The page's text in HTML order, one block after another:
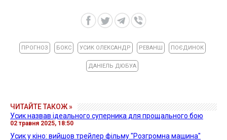
ПРОГНОЗ БОКС УСИК ОЛЕКСАНДР РЕВАНШ ПОЄДИНОК
ДАНІЕЛЬ ДЮБУА
ЧИТАЙТЕ ТАКОЖ »
Усик назвав ідеального суперника для прощального бою
02 травня 2025, 18:50
Усик у кіно: вийшов трейлер фільму "Розгромна машина"